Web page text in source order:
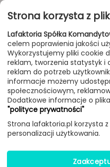
Przejdź do treści
Blog Post
NA CO
ZAKUPIE
1
Dec. 2017
Share This
Strona korzysta z
Lafaktoria Spółka
celem poprawienia jakości
Wykorzystujemy pliki cookie
reklam, tworzenia statystyk i
reklam do potrzeb
informacje możemy
społecznościowym,
Dodatkowe informacje o
"polityce prywatności"
Strona lafaktoria.pl korzysta
personalizacji użytkowania.